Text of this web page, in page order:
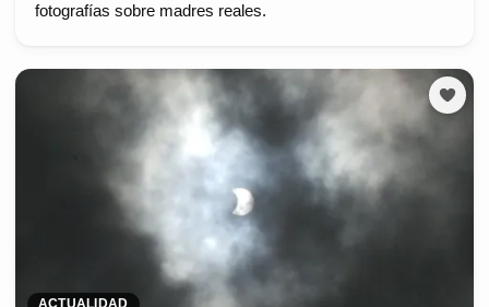
fotografías sobre madres reales.